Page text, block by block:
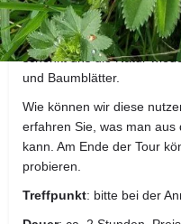
„Frühlingspower vor der
Endlich Frühling! Direkt
schenkt uns die Natur
und Baumblätter.
Wie können wir diese
erfahren Sie, was man
kann. Am Ende der Tour
probieren.
Treffpunkt: bitte bei der